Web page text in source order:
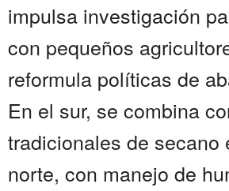
impulsa investigación
con pequeños
reformula políticas de
En el sur, se combina
tradicionales de secano
norte, con manejo de